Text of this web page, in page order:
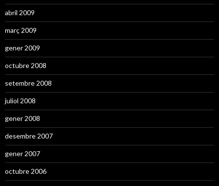
abril 2009
març 2009
gener 2009
octubre 2008
setembre 2008
juliol 2008
gener 2008
desembre 2007
gener 2007
octubre 2006